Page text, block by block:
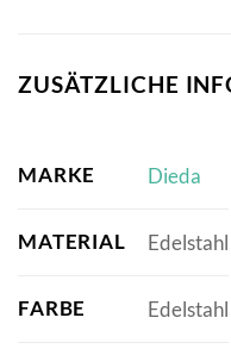
ZUSÄTZLICHE
MARKE Dieda
MATERIAL Edelstahl
FARBE Edelstahl